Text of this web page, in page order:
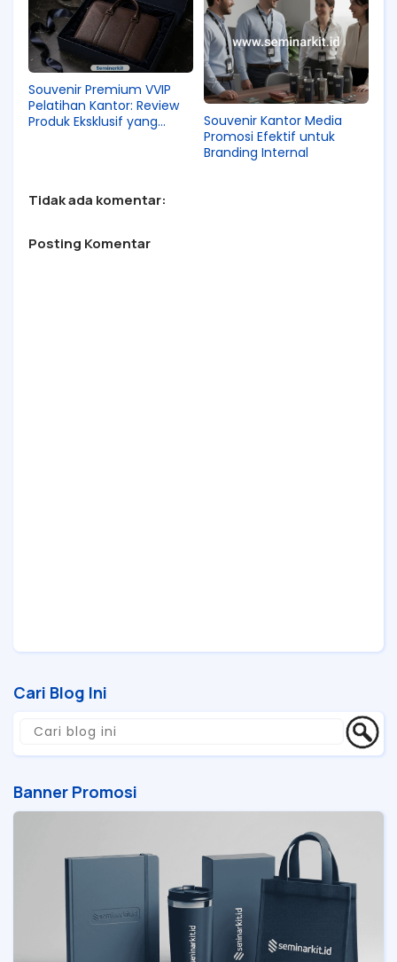
Souvenir Premium VVIP
Pelatihan Kantor: Review
Produk Eksklusif yang
Souvenir Kantor Media
Promosi Efektif untuk
Branding Internal
Tidak ada komentar:
Posting Komentar
Cari Blog Ini
Banner Promosi